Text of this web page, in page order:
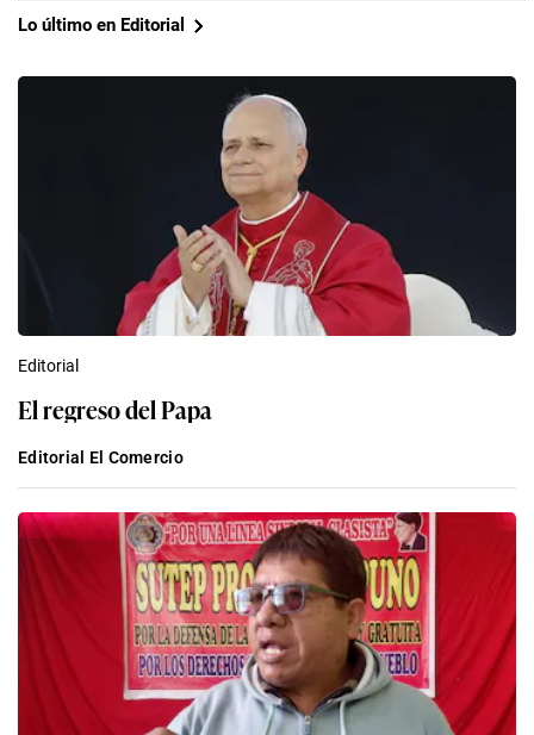
Lo último en Editorial
Editorial
El regreso del Papa
Editorial El Comercio